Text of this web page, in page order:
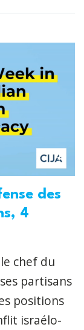
des
4
chef du
partisans
positions
israélo-